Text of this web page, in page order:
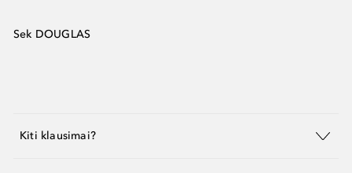
Sek DOUGLAS
Kiti klausimai?